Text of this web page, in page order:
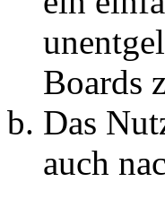
Boards
Das
auch